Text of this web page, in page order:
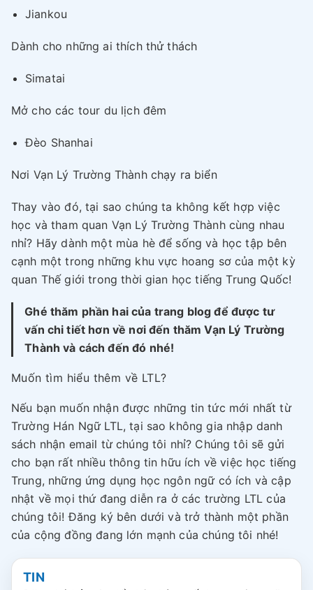
Jiankou
Dành cho những ai thích thử thách
Simatai
Mở cho các tour du lịch đêm
Đèo Shanhai
Nơi Vạn Lý Trường Thành chạy ra biển
Thay vào đó, tại sao chúng ta không kết hợp việc
học và tham quan Vạn Lý Trường Thành cùng nhau
nhỉ? Hãy dành một mùa hè để sống và học tập bên
cạnh một trong những khu vực hoang sơ của một kỳ
quan Thế giới trong thời gian học tiếng Trung Quốc!
Ghé thăm phần hai của trang blog để được tư
vấn chi tiết hơn về nơi đến thăm Vạn Lý Trường
Thành và cách đến đó nhé!
Muốn tìm hiểu thêm về LTL?
Nếu bạn muốn nhận được những tin tức mới nhất từ
Trường Hán Ngữ LTL, tại sao không gia nhập danh
sách nhận email từ chúng tôi nhỉ? Chúng tôi sẽ gửi
cho bạn rất nhiều thông tin hữu ích về việc học tiếng
Trung, những ứng dụng học ngôn ngữ có ích và cập
nhật về mọi thứ đang diễn ra ở các trường LTL của
chúng tôi! Đăng ký bên dưới và trở thành một phần
của cộng đồng đang lớn mạnh của chúng tôi nhé!
TIN